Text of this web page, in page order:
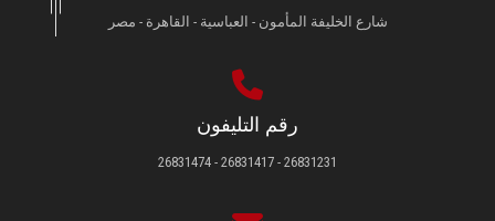
شارع الخليفة المأمون - العباسية - القاهرة - مصر
رقم التليفون
26831231 - 26831417 - 26831474